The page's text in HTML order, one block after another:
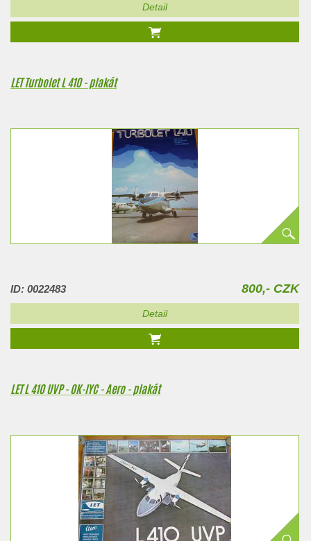
Detail
LET Turbolet L 410 - plakát
ID: 0022483 800,- CZK
Detail
LET L 410 UVP - OK-IYC - Aero - plakát